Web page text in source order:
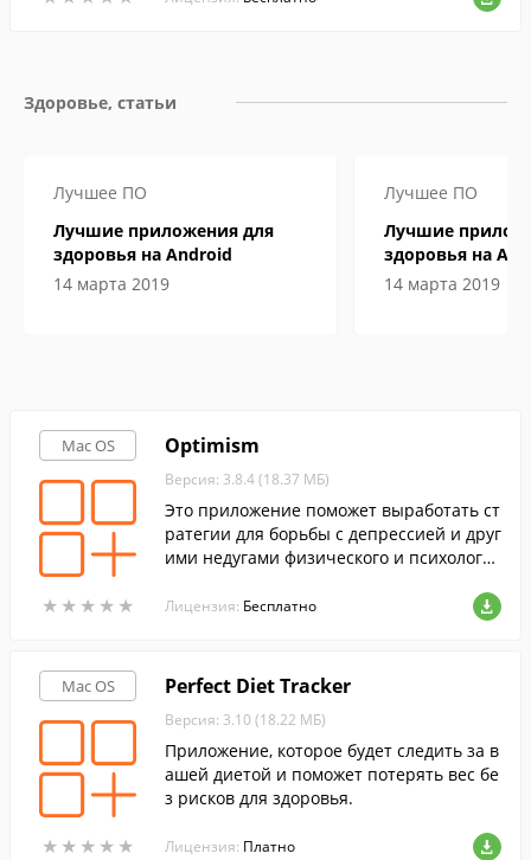
Здоровье, статьи
Лучшее ПО
Лучшие приложения для
здоровья на Android
14 марта 2019
Лучшее ПО
Лучшие
здоровья на
14 марта 2019
Mac OS
★ ★ ★ ★ ★
★ ★ ★ ★ ★
Optimism
Версия: 3.8.4 (18.37 МБ)
Это приложение поможет выработать ст
ратегии для борьбы с депрессией и друг
ими недугами физического и психологи
Лицензия: Бесплатно
Mac OS
★ ★ ★ ★ ★
★ ★ ★ ★ ★
Perfect Diet Tracker
Версия: 3.10 (18.22 МБ)
Приложение, которое будет следить за в
ашей диетой и поможет потерять вес бе
з рисков для здоровья.
Лицензия: Платно